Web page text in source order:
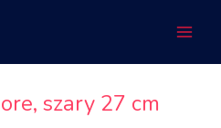
szary 27 cm